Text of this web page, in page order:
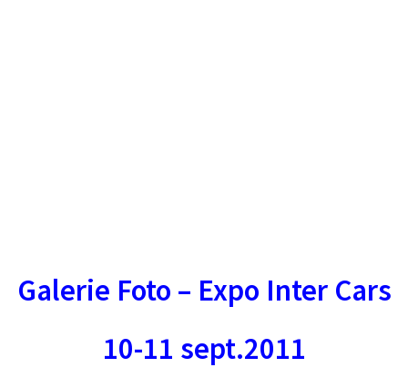
Galerie Foto – Expo Inter Cars
10-11 sept.2011